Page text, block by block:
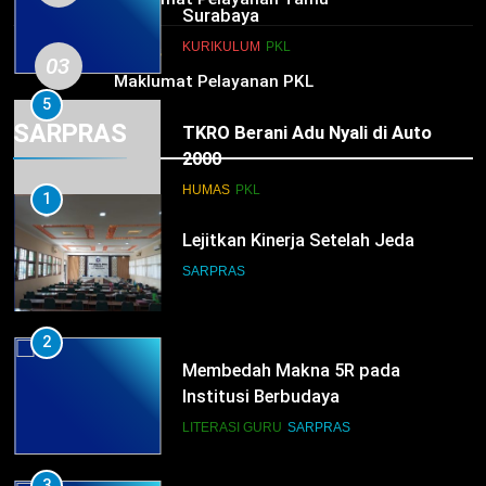
Surabaya
KURIKULUM PKL
5
TKRO Berani Adu Nyali di Auto
2000
HUMAS PKL
03 HUMAS
Maklumat Pelayanan PKL
SARPRAS
1
Lejitkan Kinerja Setelah Jeda
SARPRAS
2
Membedah Makna 5R pada
Institusi Berbudaya
LITERASI GURU SARPRAS